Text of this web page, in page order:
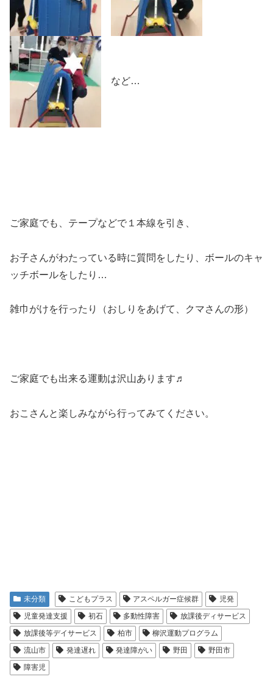
など…
ご家庭でも、テープなどで１本線を引き、
お子さんがわたっている時に質問をしたり、ボールのキャ
ッチボールをしたり…
雑巾がけを行ったり（おしりをあげて、クマさんの形）
ご家庭でも出来る運動は沢山あります♬
おこさんと楽しみながら行ってみてください。
未分類 こどもプラス アスペルガー症候群
児発
児童発達支援
初石 多動性障害
放課後ディサービス
放課後等デイサービス
柏市
柳沢運動プログラム
流山市
発達遅れ 発達障がい 野田
野田市
障害児